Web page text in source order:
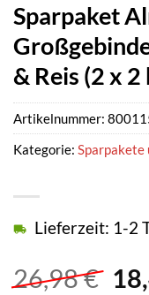
Sparpaket
& Reis (2 x 2
26,98€
Lieferzeit: 1-2
Artikelnummer:
Kategorie: Sparpakete